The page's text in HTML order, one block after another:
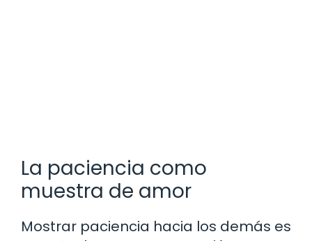
La paciencia como
muestra de amor
Mostrar paciencia hacia los demás es